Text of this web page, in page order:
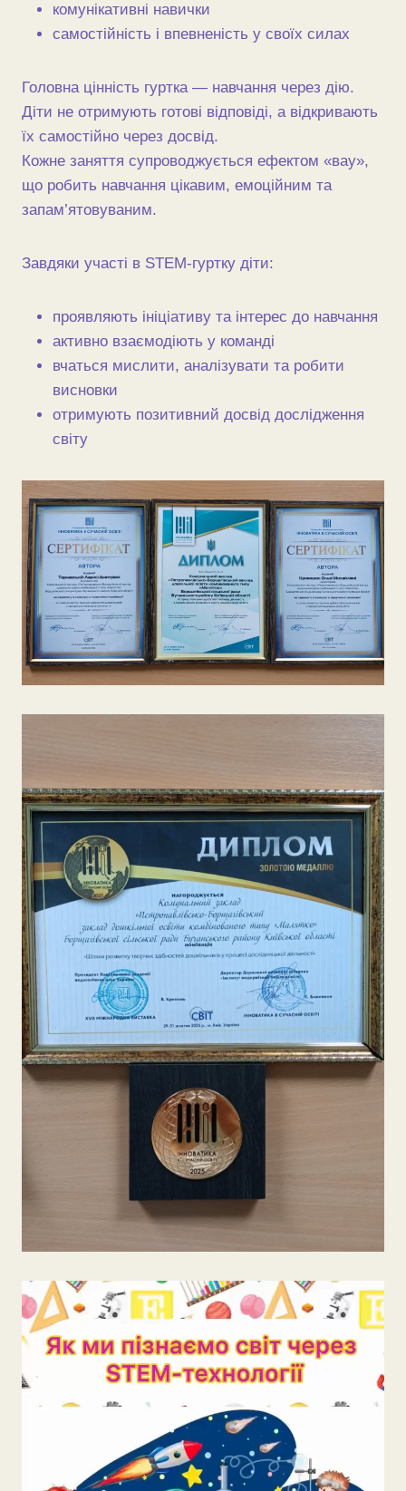
комунікативні навички
самостійність і впевненість у своїх силах
Головна цінність гуртка — навчання через дію.
Діти не отримують готові відповіді, а відкривають
їх самостійно через досвід.
Кожне заняття супроводжується ефектом «вау»,
що робить навчання цікавим, емоційним та
запам’ятовуваним.
Завдяки участі в STEM-гуртку діти:
проявляють ініціативу та інтерес до навчання
активно взаємодіють у команді
вчаться мислити, аналізувати та робити
висновки
отримують позитивний досвід дослідження
світу